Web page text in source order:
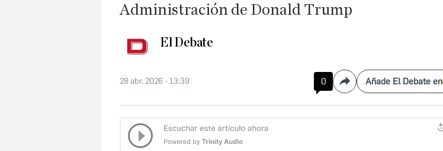
Administración de Donald Trump
El Debate
28 abr. 2026 - 13:39 0 CompartirAñade El Debate en